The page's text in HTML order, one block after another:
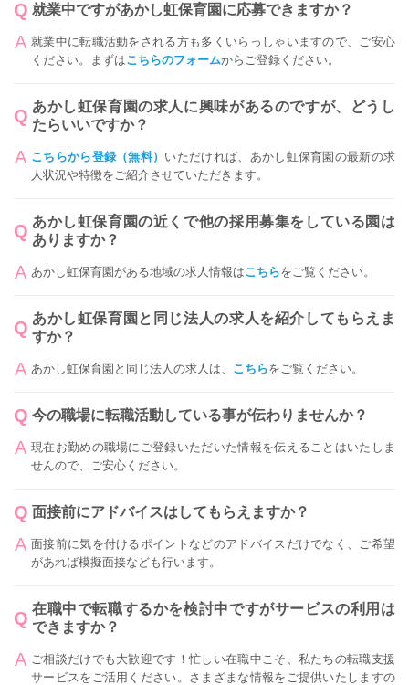
就業中ですがあかし虹保育園に応募できますか？
就業中に転職活動をされる方も多くいらっしゃいますので、ご安心
ください。まずはこちらのフォームからご登録ください。
あかし虹保育園の求人に興味があるのですが、どうし
たらいいですか？
こちらから登録（無料） いただければ、あかし虹保育園の最新の求
人状況や特徴をご紹介させていただきます。
あかし虹保育園の近くで他の採用募集をしている園は
ありますか？
あかし虹保育園がある地域の求人情報はこちらをご覧ください。
あかし虹保育園と同じ法人の求人を紹介してもらえま
すか？
あかし虹保育園と同じ法人の求人は、 こちらをご覧ください。
今の職場に転職活動している事が伝わりませんか？
現在お勤めの職場にご登録いただいた情報を伝えることはいたしま
せんので、ご安心ください。
面接前にアドバイスはしてもらえますか？
面接前に気を付けるポイントなどのアドバイスだけでなく、ご希望
があれば模擬面接なども行います。
在職中で転職するかを検討中ですがサービスの利用は
できますか？
ご相談だけでも大歓迎です！忙しい在職中こそ、私たちの転職支援
サービスをご活用ください。さまざまな情報をご提供いたしますの